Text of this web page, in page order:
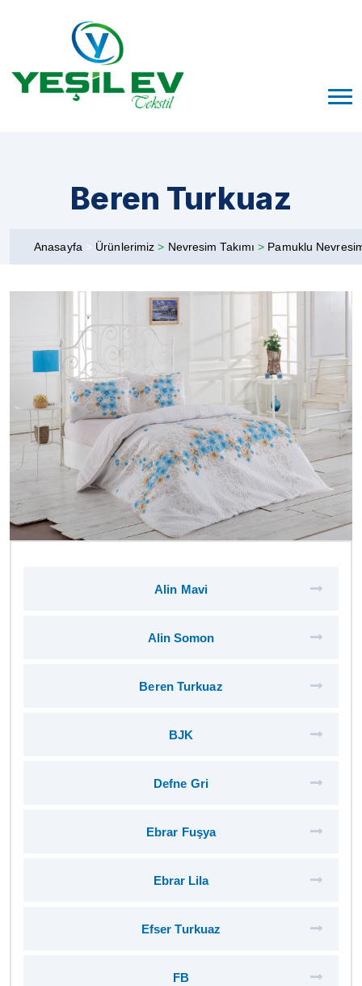
Beren Turkuaz
Anasayfa > Ürünlerimiz> Nevresim Takımı> Pamuklu
Alin Mavi
Alin Somon
Beren Turkuaz
BJK
Defne Gri
Ebrar Fuşya
Ebrar Lila
Efser Turkuaz
FB